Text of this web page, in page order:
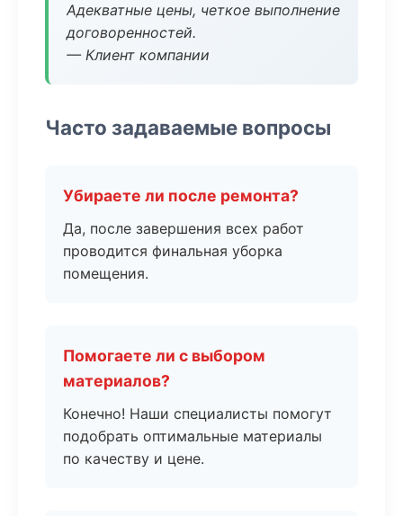
Адекватные цены, четкое выполнение
договоренностей.
— Клиент компании
Часто задаваемые вопросы
Убираете ли после ремонта?
Да, после завершения всех работ
проводится финальная уборка
помещения.
Помогаете ли с выбором
материалов?
Конечно! Наши специалисты помогут
подобрать оптимальные материалы
по качеству и цене.